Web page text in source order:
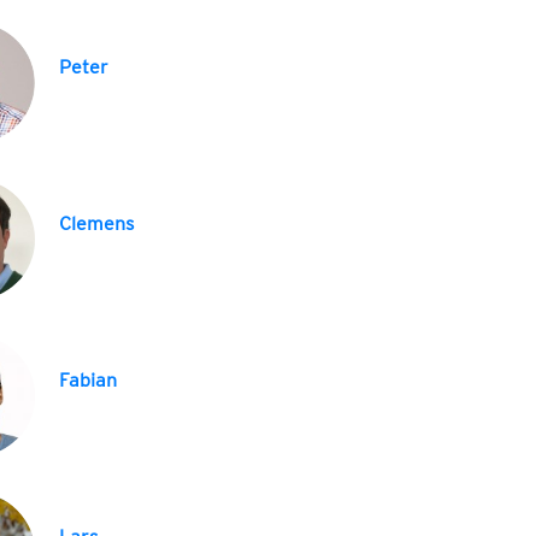
Peter
Clemens
Fabian